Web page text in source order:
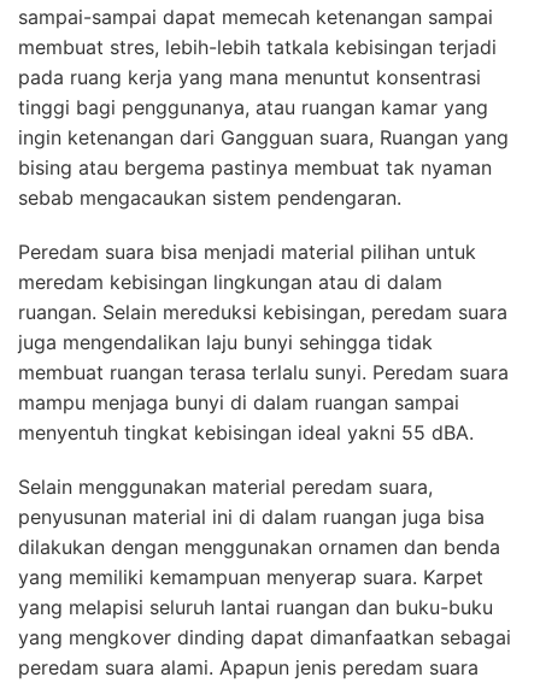
sampai-sampai dapat memecah ketenangan sampai
membuat stres, lebih-lebih tatkala kebisingan terjadi
pada ruang kerja yang mana menuntut konsentrasi
tinggi bagi penggunanya, atau ruangan kamar yang
ingin ketenangan dari Gangguan suara, Ruangan yang
bising atau bergema pastinya membuat tak nyaman
sebab mengacaukan sistem pendengaran.
Peredam suara bisa menjadi material pilihan untuk
meredam kebisingan lingkungan atau di dalam
ruangan. Selain mereduksi kebisingan, peredam suara
juga mengendalikan laju bunyi sehingga tidak
membuat ruangan terasa terlalu sunyi. Peredam suara
mampu menjaga bunyi di dalam ruangan sampai
menyentuh tingkat kebisingan ideal yakni 55 dBA.
Selain menggunakan material peredam suara,
penyusunan material ini di dalam ruangan juga bisa
dilakukan dengan menggunakan ornamen dan benda
yang memiliki kemampuan menyerap suara. Karpet
yang melapisi seluruh lantai ruangan dan buku-buku
yang mengkover dinding dapat dimanfaatkan sebagai
peredam suara alami. Apapun jenis peredam suara